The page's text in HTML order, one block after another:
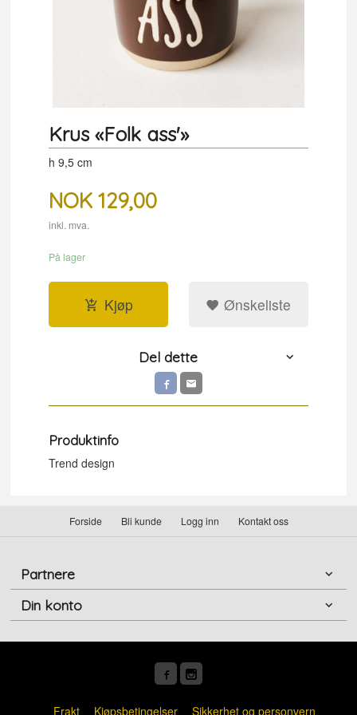
Krus «Folk ass'»
h 9,5 cm
NOK 129,00
inkl. mva.
På lager
Kjøp Ønskeliste
Del dette
Produktinfo
Trend design
Forside Bli kunde Logg inn Kontakt oss
Partnere
Din konto
Frakt Kjøpsbetingelser Sikkerhet og personvern